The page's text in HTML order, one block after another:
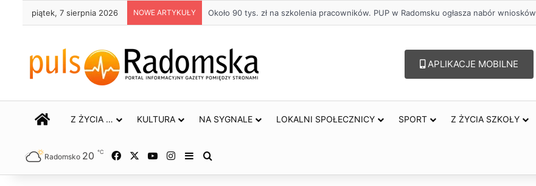
piątek, 7 sierpnia 2026 NOWE ARTYKUŁY Około 90 tys. zł na szkolenia pracowników. PUP w Radomsku ogłasza nabór wniosków
APLIKACJE MOBILNE
STRONA GŁÓWNA
Z ŻYCIA … KULTURA NA SYGNALE LOKALNI SPOŁECZNICY SPORT Z ŻYCIA SZKOŁY
Radomsko 20 ℃ Facebook YouTubeInstagram
Sidebar